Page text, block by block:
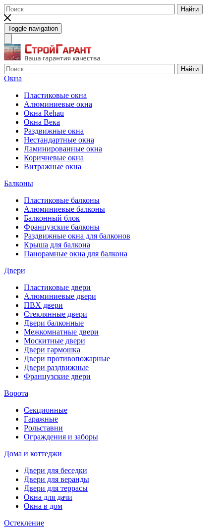
Найти
Toggle navigation
Найти
Окна
Пластиковые окна
Алюминиевые окна
Окна Rehau
Окна Века
Раздвижные окна
Нестандартные окна
Ламинированные окна
Коричневые окна
Витражные окна
Балконы
Пластиковые балконы
Алюминиевые балконы
Балконный блок
Французские балконы
Раздвижные окна для балконов
Крыша для балкона
Панорамные окна для балкона
Двери
Пластиковые двери
Алюминиевые двери
ПВХ двери
Стеклянные двери
Двери балконные
Межкомнатные двери
Москитные двери
Двери гармошка
Двери противопожарные
Двери раздвижные
Французские двери
Ворота
Секционные
Гаражные
Рольставни
Ограждения и заборы
Дома и коттеджи
Двери для беседки
Двери для веранды
Двери для террасы
Окна для дачи
Окна в дом
Остекление